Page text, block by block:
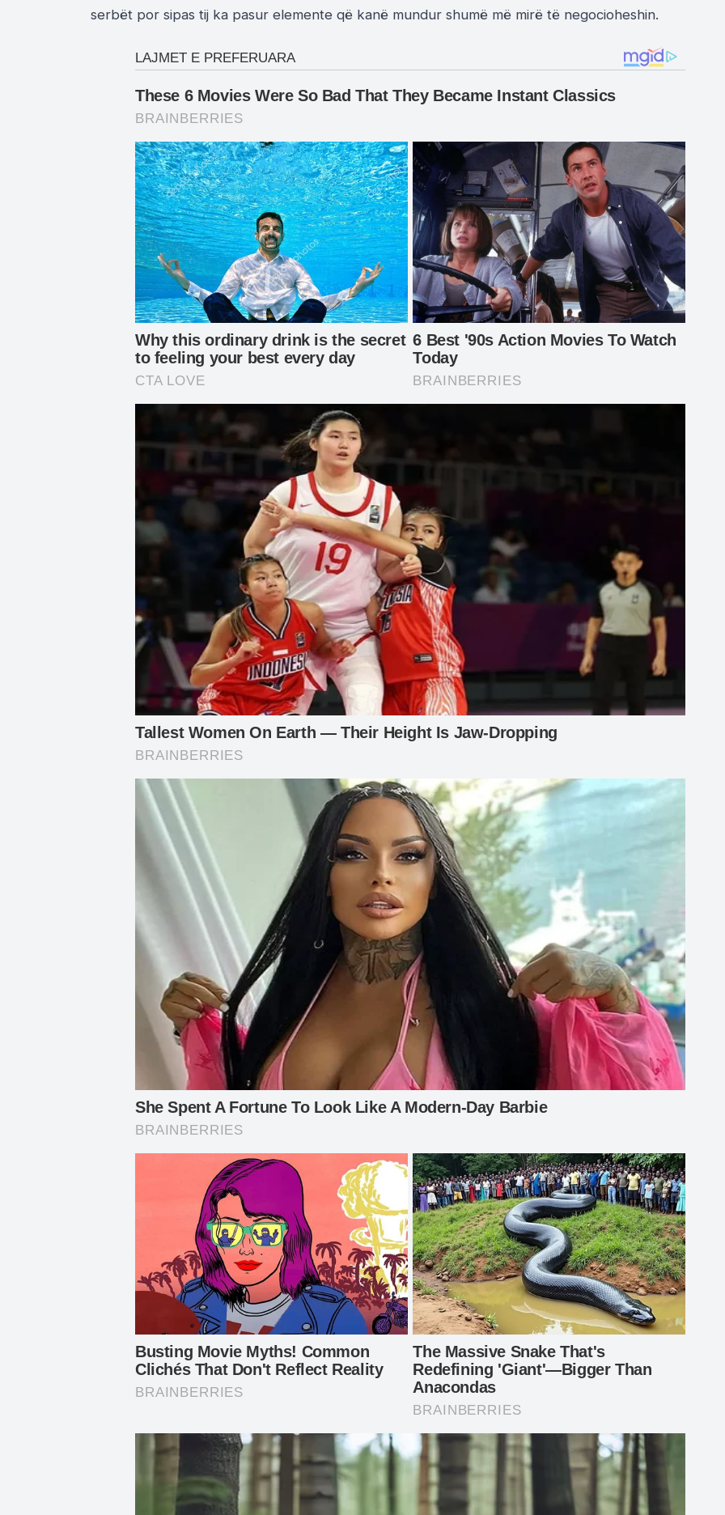
serbët por sipas tij ka pasur elemente që kanë mundur shumë më mirë të negocioheshin.